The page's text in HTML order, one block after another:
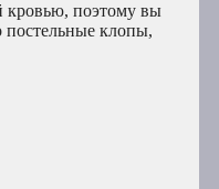
кровью, поэтому вы
постельные клопы,